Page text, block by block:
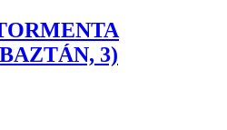
3)